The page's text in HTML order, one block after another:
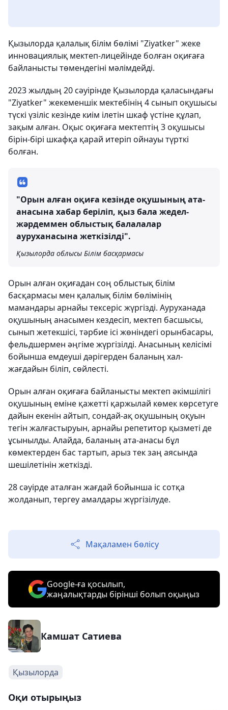
Қызылорда қалалық білім бөлімі "Ziyatker" жеке
инновациялық мектеп-лицейінде болған оқиғаға
байланысты төмендегіні мәлімдейді.
2023 жылдың 20 сәуірінде Қызылорда қаласындағы
"Ziyatker" жекеменшік мектебінің 4 сынып оқушысы
түскі үзіліс кезінде киім ілетін шкаф үстіне құлап,
зақым алған. Оқыс оқиғаға мектептің 3 оқушысы
бірін-бірі шкафқа қарай итеріп ойнауы түрткі
болған.
"Орын алған оқиға кезінде оқушының ата-
анасына хабар беріліп, қыз бала жедел-
жәрдеммен облыстық балалалар
ауруханасына жеткізілді".
Қызылорда облысы Білім басқармасы
Орын алған оқиғадан соң облыстық білім
басқармасы мен қалалық білім бөлімінің
мамандары арнайы тексеріс жүргізді. Ауруханада
оқушының анасымен кездесіп, мектеп басшысы,
сынып жетекшісі, тәрбие ісі жөніндегі орынбасары,
фельдшермен әңгіме жүргізілді. Анасының келісімі
бойынша емдеуші дәрігерден баланың хал-
жағдайын біліп, сөйлесті.
Орын алған оқиғаға байланысты мектеп әкімшілігі
оқушының еміне қажетті қаржылай көмек көрсетуге
дайын екенін айтып, сондай-ақ оқушының оқуын
тегін жалғастыруын, арнайы репетитор қызметі де
ұсынылды. Алайда, баланың ата-анасы бұл
көмектерден бас тартып, арыз тек заң аясында
шешілетінін жеткізді.
28 сәуірде аталған жағдай бойынша іс сотқа
жолданып, тергеу амалдары жүргізілуде.
Мақаламен бөлісу
Google-ға қосылып,
жаңалықтарды бірінші болып оқыңыз
Камшат Сатиева
Қызылорда
Оқи отырыңыз